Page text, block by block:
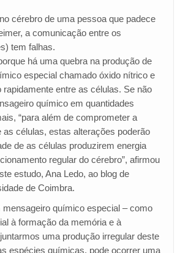
cérebro de uma pessoa que padece
a comunicação entre os
tem falhas.
há uma quebra na produção de
especial chamado óxido nítrico e
entre as células. Se não
químico em quantidades
“para além de comprometer a
as células, estas alterações poderão
de as células produzirem energia
regular do cérebro”, afirmou
estudo, Ana Ledo, ao blog de
de Coimbra.
químico especial – como
à formação da memória e à
uma produção irregular deste
espécies químicas, pode ocorrer uma